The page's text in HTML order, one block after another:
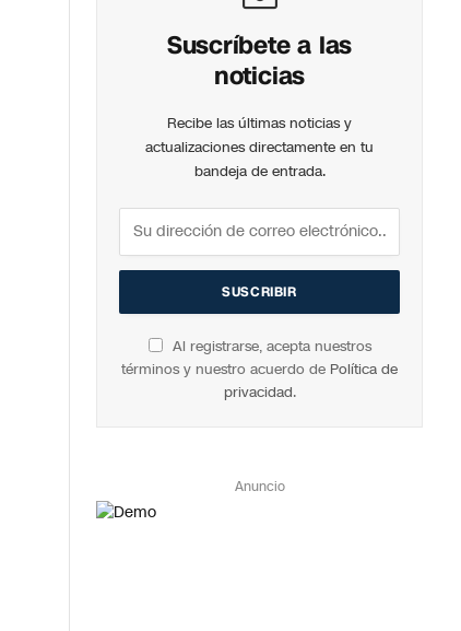
Suscríbete a las
noticias
Recibe las últimas noticias y
actualizaciones directamente en tu
bandeja de entrada.
Al registrarse, acepta nuestros
términos y nuestro acuerdo de Política de
privacidad.
Anuncio